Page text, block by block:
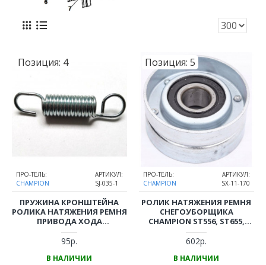
Позиция: 4
ПРО-ТЕЛЬ:
CHAMPION
АРТИКУЛ:
SJ-035-1
ПРУЖИНА КРОНШТЕЙНА
РОЛИКА НАТЯЖЕНИЯ РЕМНЯ
ПРИВОДА ХОДА
СНЕГОУБОРЩИКА
CHAMPION ST656, ST656BS,
ST761E, ST762E, ST861BS,
STT1170E,GS5562
95р.
В НАЛИЧИИ
Позиция: 5
ПРО-ТЕЛЬ:
CHAMPION
АРТИКУЛ:
SX-11-170
РОЛИК НАТЯЖЕНИЯ РЕМНЯ
СНЕГОУБОРЩИКА
CHAMPION ST556, ST655,
ST656, ST656BS, ST761E,
ST762E, ST861BS, ST1170E,
STT1170E, ST1376Е, GS5562
602р.
В НАЛИЧИИ